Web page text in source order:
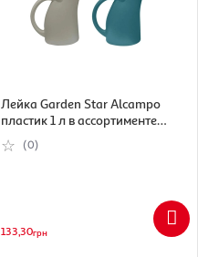
Лейка Garden Star Alcampo
пластик 1 л в ассортименте
(3665257514419)
(0)
133,30грн